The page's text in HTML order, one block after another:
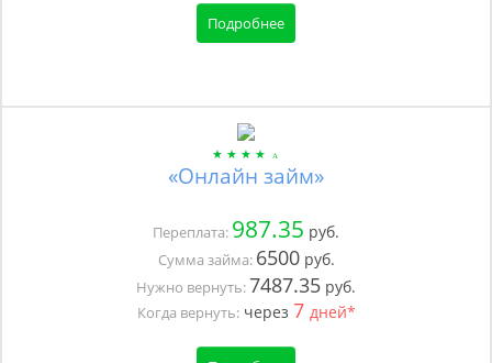
Подробнее
«Онлайн займ»
Переплата: 987.35 руб.
Сумма займа: 6500руб.
Нужно вернуть:7487.35 руб.
Когда вернуть:через 7 дней*